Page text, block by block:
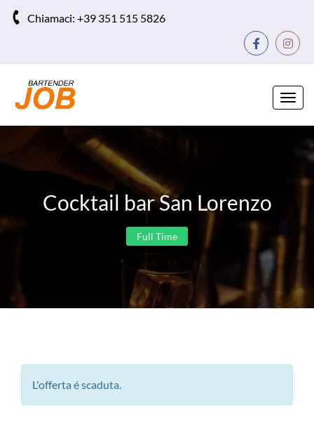
Chiamaci: +39 351 515 5826
Cocktail bar San Lorenzo
Full Time
L'offerta é scaduta.